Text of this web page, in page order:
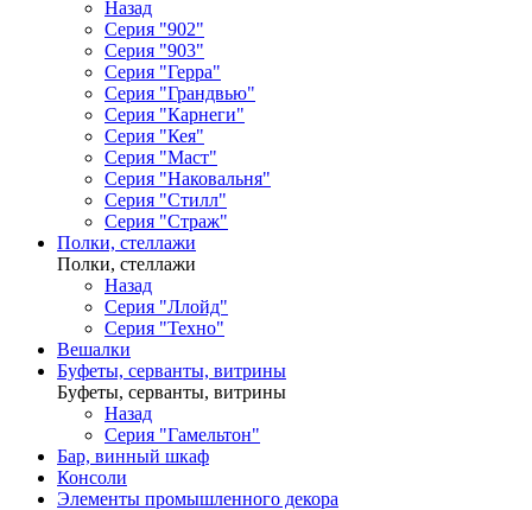
Назад
Серия "902"
Серия "903"
Серия "Герра"
Серия "Грандвью"
Серия "Карнеги"
Серия "Кея"
Серия "Маст"
Серия "Наковальня"
Серия "Стилл"
Серия "Страж"
Полки, стеллажи
Полки, стеллажи
Назад
Серия "Ллойд"
Серия "Техно"
Вешалки
Буфеты, серванты, витрины
Буфеты, серванты, витрины
Назад
Серия "Гамельтон"
Бар, винный шкаф
Консоли
Элементы промышленного декора